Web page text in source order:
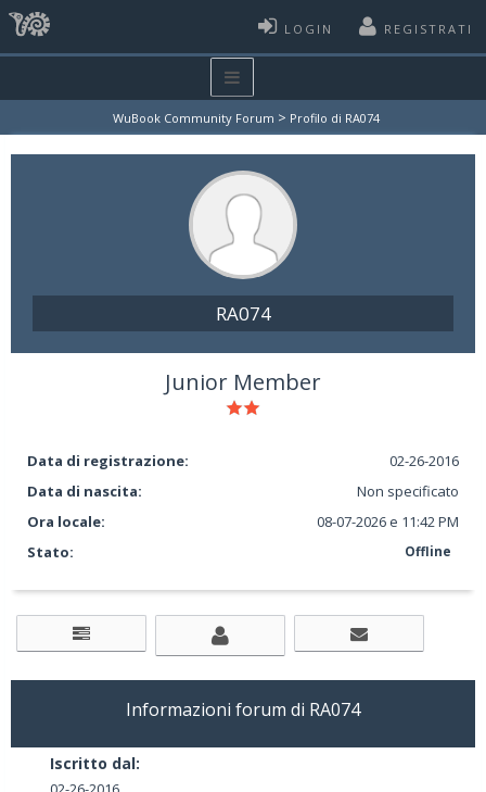
LOGIN REGISTRATI
WuBook Community Forum > Profilo di RA074
RA074
Junior Member
Data di registrazione:
02-26-2016
Data di nascita:
Non specificato
Ora locale:
08-07-2026 e 11:42 PM
Stato:
Offline
Informazioni forum di RA074
Iscritto dal: